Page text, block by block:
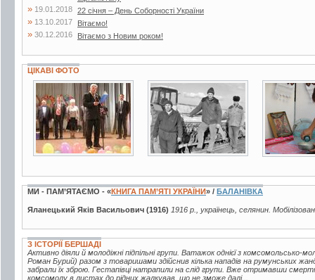
» 19.01.2018 22 січня – День Соборності України
» 13.10.2017 Вітаємо!
» 30.12.2016 Вітаємо з Новим роком!
ЦІКАВІ ФОТО
2 фото 8 фото
МИ - ПАМ’ЯТАЄМО - «КНИГА ПАМ’ЯТІ УКРАЇНИ» / БАЛАНІВКА
Яланецький Яків Васильович (1916) 1916 р., українець, селянин.
З ІСТОРІЇ БЕРШАДІ
Активно діяли й молодіжні підпільні групи. Ватажок однієї з комсомольсько-
Роман Бурий) разом з товаришами здійснив кілька нападів на румунських
забрали їх зброю. Гестапівці натрапили на слід групи. Вже отримавши
комсомолу в листах до рідних жалкував, що не зможе далі...